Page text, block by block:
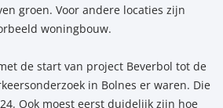
groen. Voor andere locaties zijn
woningbouw.
de start van project Beverbol tot de
in Bolnes er waren. Die
Ook moest eerst duidelijk zijn hoe